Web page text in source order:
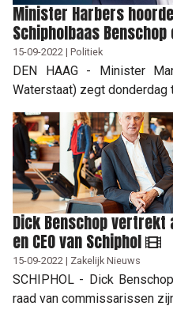
Minister Harbers
Schipholbaas
15-09-2022 | Politiek
DEN HAAG - Minister
Waterstaat) zegt donderdag
Dick Benschop
en CEO van Schiphol
15-09-2022 | Zakelijk Nieuws
SCHIPHOL - Dick
raad van commissarissen